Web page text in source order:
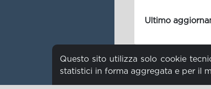
Ultimo
Questo sito utilizza solo cookie
statistici in forma aggregata e per il